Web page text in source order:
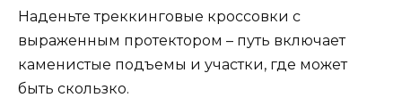
Наденьте треккинговые кроссовки с
выраженным протектором – путь включает
каменистые подъемы и участки, где может
быть скользко.